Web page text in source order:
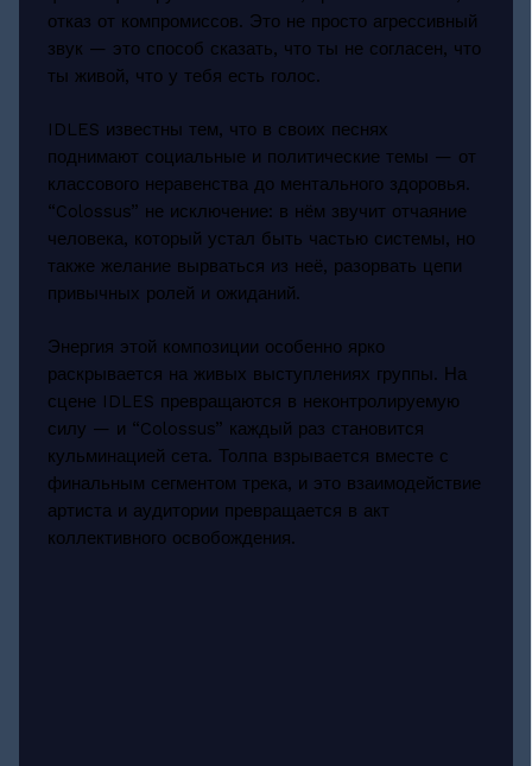
отказ от компромиссов. Это не просто агрессивный
звук — это способ сказать, что ты не согласен, что
ты живой, что у тебя есть голос.
IDLES известны тем, что в своих песнях
поднимают социальные и политические темы — от
классового неравенства до ментального здоровья.
“Colossus” не исключение: в нём звучит отчаяние
человека, который устал быть частью системы, но
также желание вырваться из неё, разорвать цепи
привычных ролей и ожиданий.
Энергия этой композиции особенно ярко
раскрывается на живых выступлениях группы. На
сцене IDLES превращаются в неконтролируемую
силу — и “Colossus” каждый раз становится
кульминацией сета. Толпа взрывается вместе с
финальным сегментом трека, и это взаимодействие
артиста и аудитории превращается в акт
коллективного освобождения.